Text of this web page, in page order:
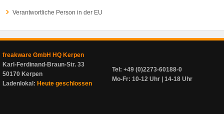
Verantwortliche Person in der EU
freakware GmbH HQ Kerpen
Karl-Ferdinand-Braun-Str. 33
50170 Kerpen
Ladenlokal: Heute geschlossen
Tel: +49 (0)2273-60188-0
Mo-Fr: 10-12 Uhr | 14-18 Uhr